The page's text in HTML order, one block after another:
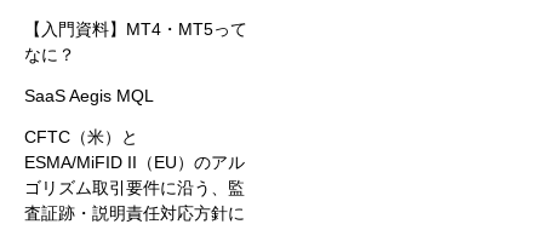
【入門資料】MT4・MT5って
なに？
SaaS Aegis MQL
CFTC（米）と
ESMA/MiFID II（EU）のアル
ゴリズム取引要件に沿う、監
査証跡・説明責任対応方針に